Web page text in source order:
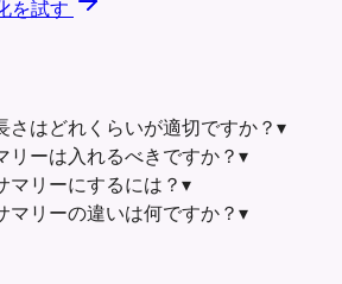
を試す
さはどれくらいが適切ですか？ ▾
リーは入れるべきですか？ ▾
マリーにするには？ ▾
マリーの違いは何ですか？ ▾